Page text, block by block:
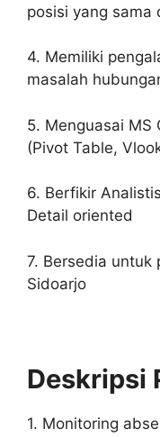
posisi yang sama
4. Memiliki
masalah
5. Menguasai MS
(Pivot Table,
6. Berfikir
Detail oriented
7. Bersedia untuk
Sidoarjo
Deskripsi
1. Monitoring